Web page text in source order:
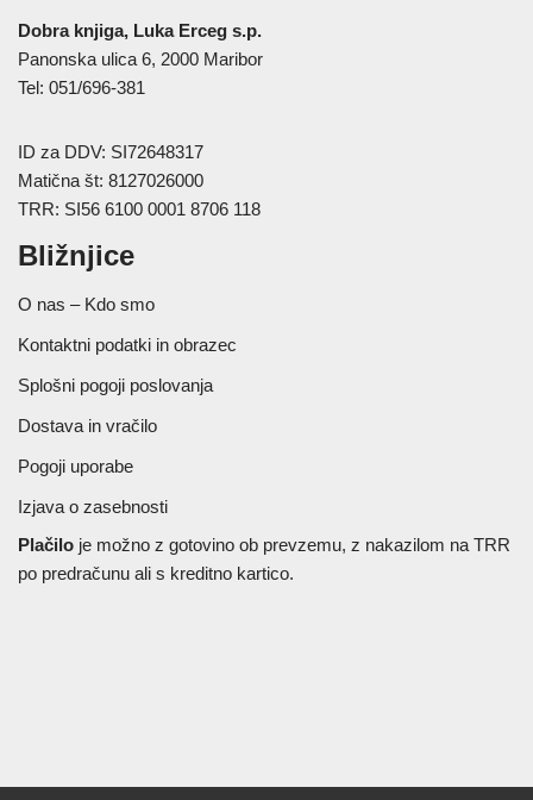
Dobra knjiga, Luka Erceg s.p.
Panonska ulica 6, 2000 Maribor
Tel: 051/696-381
ID za DDV: SI72648317
Matična št: 8127026000
TRR: SI56 6100 0001 8706 118
Bližnjice
O nas – Kdo smo
Kontaktni podatki in obrazec
Splošni pogoji poslovanja
Dostava in vračilo
Pogoji uporabe
Izjava o zasebnosti
Plačilo je možno z gotovino ob prevzemu, z nakazilom na TRR
po predračunu ali s kreditno kartico.